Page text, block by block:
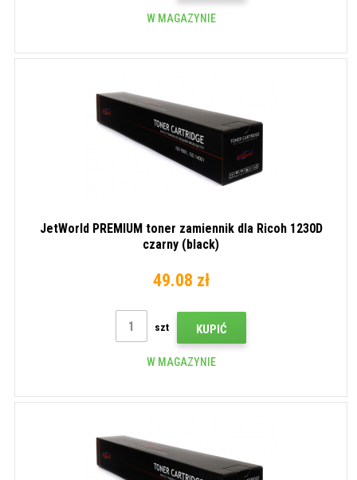
W MAGAZYNIE
JetWorld PREMIUM toner zamiennik dla Ricoh 1230D
czarny (black)
49.08 zł
szt KUPIĆ
W MAGAZYNIE